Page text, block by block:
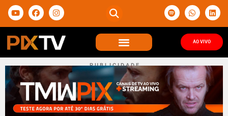
AO VIVO
P U B L I C I D A D E